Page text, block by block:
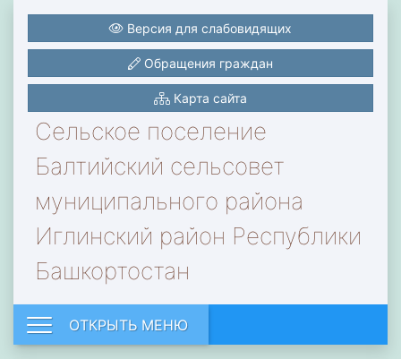
Сельское поселение
Балтийский сельсовет
муниципального района
Иглинский район Республики
Башкортостан
Версия для слабовидящих
Обращения граждан
Карта сайта
ОТКРЫТЬ МЕНЮ